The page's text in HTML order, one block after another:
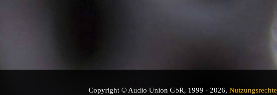
Copyright © Audio Union GbR, 1999 - 2026, Nutzungsrechte